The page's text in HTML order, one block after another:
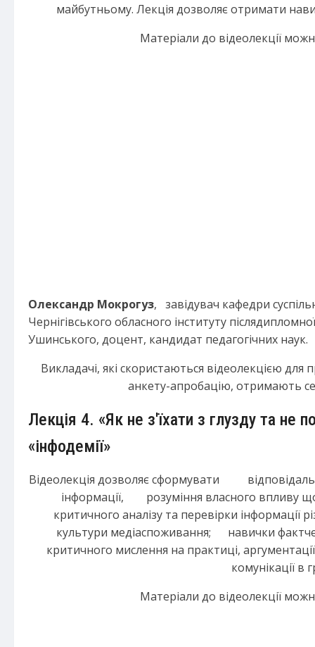
майбутньому. Лекція дозволяє отримати
Матеріали до відеолекції
Олександр Мокрогуз, завідувач кафедри
Чернігівського обласного інституту
Ушинського, доцент, кандидат педагогічних наук.
Викладачі, які скористаються відеолекцією
анкету-апробацію, отримають
Лекція 4. «Як не з'їхати з глузду та не
«інфодемії»
Відеолекція дозволяє сформувати
інформації, розуміння власного впливу
критичного аналізу та перевірки інформації
культури медіаспоживання; навички
критичного мислення на практиці,
комунікації в
Матеріали до відеолекції